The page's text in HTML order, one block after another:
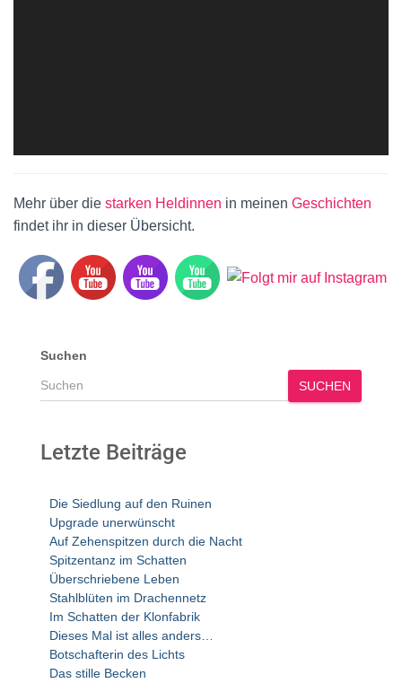
Mehr über die starken Heldinnen in meinen Geschichten
findet ihr in dieser Übersicht.
Suchen
SUCHEN
Letzte Beiträge
Die Siedlung auf den Ruinen
Upgrade unerwünscht
Auf Zehenspitzen durch die Nacht
Spitzentanz im Schatten
Überschriebene Leben
Stahlblüten im Drachennetz
Im Schatten der Klonfabrik
Dieses Mal ist alles anders…
Botschafterin des Lichts
Das stille Becken